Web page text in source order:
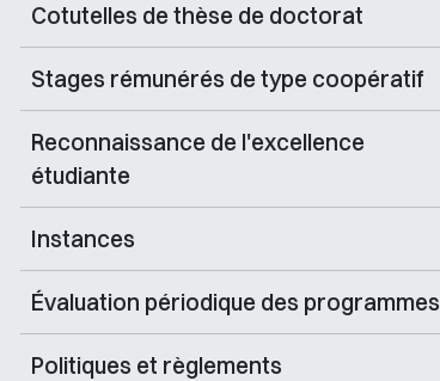
Cotutelles de thèse de doctorat
Stages rémunérés de type coopératif
Reconnaissance de l'excellence
étudiante
Instances
Évaluation périodique des programmes
Politiques et règlements